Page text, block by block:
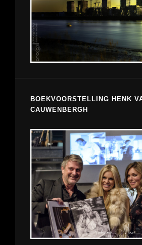
BOEKVOORSTELLING HENK
CAUWENBERGH